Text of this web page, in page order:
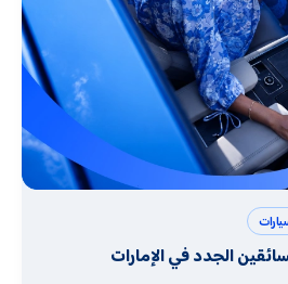
الجدد في الإمارات